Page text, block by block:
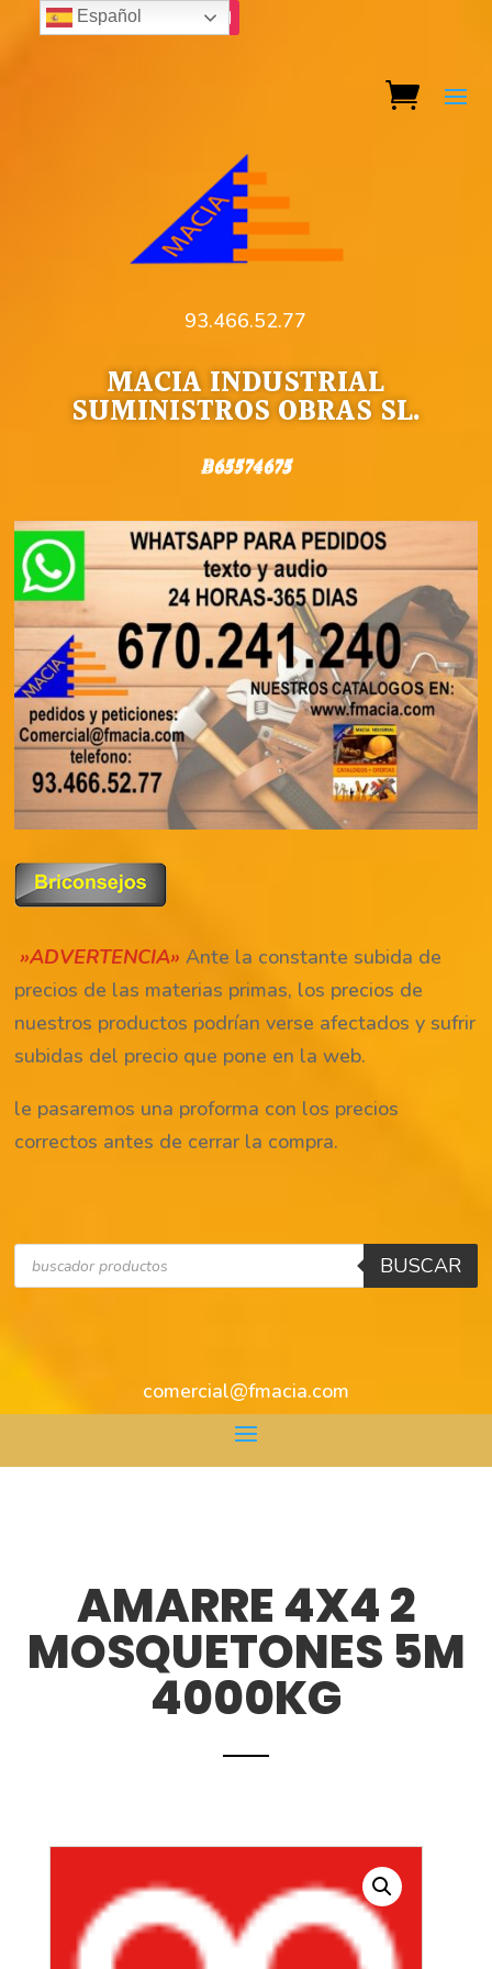
93.466.52.77
MACIA INDUSTRIAL
SUMINISTROS OBRAS SL.
B65574675
»ADVERTENCIA» Ante la constante subida de
precios de las materias primas, los precios de
nuestros productos podrían verse afectados y sufrir
subidas del precio que pone en la web.
le pasaremos una proforma con los precios
correctos antes de cerrar la compra.
Búsqueda
de
productos
BUSCAR
comercial@fmacia.com
AMARRE 4X4 2
MOSQUETONES 5M
4000KG
Español